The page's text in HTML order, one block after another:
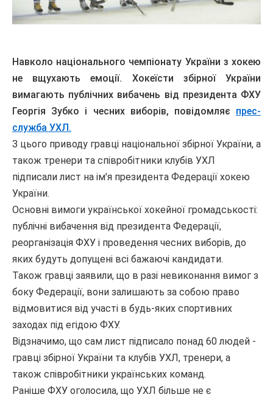
Навколо національного чемпіонату України з хокею
не вщухають емоції. Хокеїсти збірної України
вимагають публічних вибачень від президента ФХУ
Георгія Зубко і чесних виборів, повідомляє прес-
служба УХЛ.
З цього приводу гравці національної збірної України, а
також тренери та співробітники клубів УХЛ
підписали лист на ім'я президента Федерації хокею
України.
Основні вимоги української хокейної громадськості:
публічні вибачення від президента Федерації,
реорганізація ФХУ і проведення чесних виборів, до
яких будуть допущені всі бажаючі кандидати.
Також гравці заявили, що в разі невиконання вимог з
боку Федерації, вони залишають за собою право
відмовитися від участі в будь-яких спортивних
заходах під егідою ФХУ.
Відзначимо, що сам лист підписало понад 60 людей -
гравці збірної України та клубів УХЛ, тренери, а
також співробітники українських команд.
Раніше ФХУ оголосила, що УХЛ більше не є